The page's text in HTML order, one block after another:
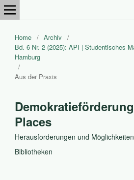
Home / Archiv /
Bd. 6 Nr. 2 (2025): API | Studentisches
Hamburg
/
Aus der Praxis
Places
Herausforderungen und
Bibliotheken